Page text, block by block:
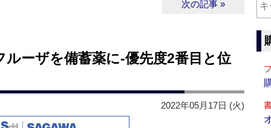
次の記事 »
ーザを備蓄薬に‐優先度2番目と位
2022年05月17日 (火)